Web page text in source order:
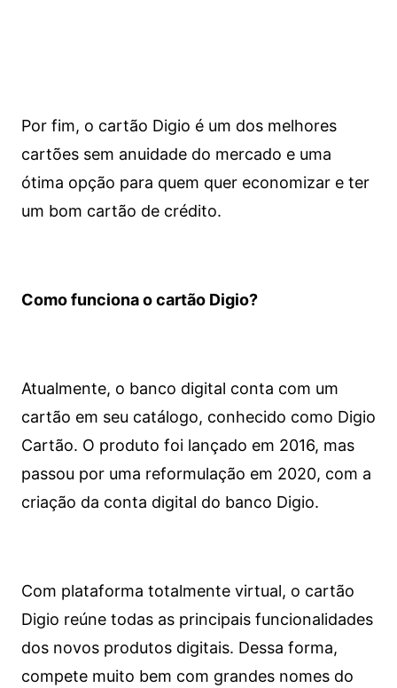
Por fim, o cartão Digio é um dos melhores
cartões sem anuidade do mercado e uma
ótima opção para quem quer economizar e ter
um bom cartão de crédito.
Como funciona o cartão Digio?
Atualmente, o banco digital conta com um
cartão em seu catálogo, conhecido como Digio
Cartão. O produto foi lançado em 2016, mas
passou por uma reformulação em 2020, com a
criação da conta digital do banco Digio.
Com plataforma totalmente virtual, o cartão
Digio reúne todas as principais funcionalidades
dos novos produtos digitais. Dessa forma,
compete muito bem com grandes nomes do